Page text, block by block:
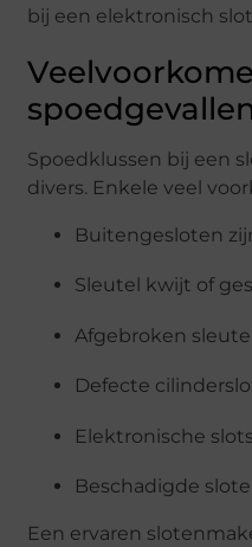
bij een elektronisch
Spoedklussen bij een
divers. Enkele veel
Buitengesloten
Sleutel kwijt of
Afgebroken
Defecte
Elektronische
Beschadigde
Een ervaren